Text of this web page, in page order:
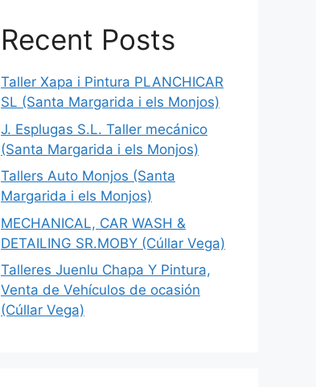
Recent Posts
Taller Xapa i Pintura PLANCHICAR
SL (Santa Margarida i els Monjos)
J. Esplugas S.L. Taller mecánico
(Santa Margarida i els Monjos)
Tallers Auto Monjos (Santa
Margarida i els Monjos)
MECHANICAL, CAR WASH &
DETAILING SR.MOBY (Cúllar Vega)
Talleres Juenlu Chapa Y Pintura,
Venta de Vehículos de ocasión
(Cúllar Vega)